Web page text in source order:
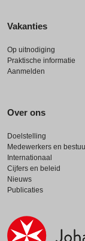
Vakanties
Op uitnodiging
Praktische informatie
Aanmelden
Over ons
Doelstelling
Medewerkers en
Internationaal
Cijfers en beleid
Nieuws
Publicaties